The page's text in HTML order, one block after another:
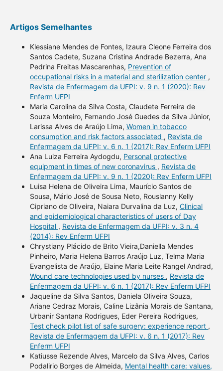
Artigos Semelhantes
Klessiane Mendes de Fontes, Izaura Cleone Ferreira dos
Santos Cadete, Suzana Cristina Andrade Bezerra, Ana
Pedrina Freitas Mascarenhas, Prevention of
occupational risks in a material and sterilization center ,
Revista de Enfermagem da UFPI: v. 9 n. 1 (2020): Rev
Enferm UFPI
Maria Carolina da Silva Costa, Claudete Ferreira de
Souza Monteiro, Fernando José Guedes da Silva Júnior,
Larissa Alves de Araújo Lima, Women in tobacco
consumption and risk factors associated , Revista de
Enfermagem da UFPI: v. 6 n. 1 (2017): Rev Enferm UFPI
Ana Luiza Ferreira Aydogdu, Personal protective
equipment in times of new coronavirus , Revista de
Enfermagem da UFPI: v. 9 n. 1 (2020): Rev Enferm UFPI
Luisa Helena de Oliveira Lima, Maurício Santos de
Sousa, Mário José de Sousa Neto, Rouslanny Kelly
Cipriano de Oliveira, Naiara Durvalina da Luz, Clinical
and epidemiological characteristics of users of Day
Hospital , Revista de Enfermagem da UFPI: v. 3 n. 4
(2014): Rev Enferm UFPI
Chrystiany Plácido de Brito Vieira,Daniella Mendes
Pinheiro, Maria Helena Barros Araújo Luz, Telma Maria
Evangelista de Araújo, Elaine Maria Leite Rangel Andrad,
Wound care technologies used by nurses , Revista de
Enfermagem da UFPI: v. 6 n. 1 (2017): Rev Enferm UFPI
Jaqueline da Silva Santos, Daniela Oliveira Souza,
Ariane Cedraz Morais, Caline Lizânia Morais de Santana,
Urbanir Santana Rodrigues, Eder Pereira Rodrigues,
Test check pilot list of safe surgery: experience report ,
Revista de Enfermagem da UFPI: v. 6 n. 1 (2017): Rev
Enferm UFPI
Katiusse Rezende Alves, Marcelo da Silva Alves, Carlos
Podalirio Borges de Almeida, Mental health care: values,